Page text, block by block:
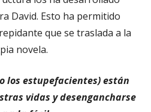
David. Esto ha permitido
que se traslada a la
novela.
los estupefacientes) están
vidas y desengancharse